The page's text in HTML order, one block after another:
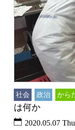
社会 政治 から
は何か
2020.05.07 Thu